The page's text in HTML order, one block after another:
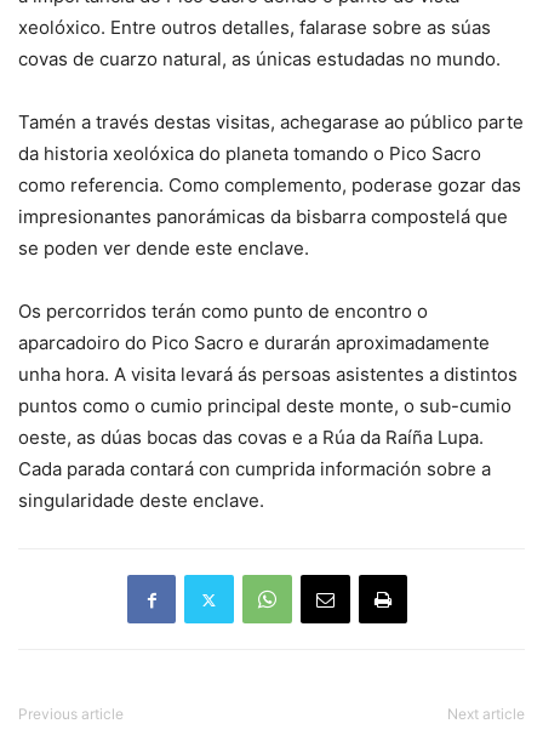
xeolóxico. Entre outros detalles, falarase sobre as súas
covas de cuarzo natural, as únicas estudadas no mundo.
Tamén a través destas visitas, achegarase ao público parte
da historia xeolóxica do planeta tomando o Pico Sacro
como referencia. Como complemento, poderase gozar das
impresionantes panorámicas da bisbarra compostelá que
se poden ver dende este enclave.
Os percorridos terán como punto de encontro o
aparcadoiro do Pico Sacro e durarán aproximadamente
unha hora. A visita levará ás persoas asistentes a distintos
puntos como o cumio principal deste monte, o sub-cumio
oeste, as dúas bocas das covas e a Rúa da Raíña Lupa.
Cada parada contará con cumprida información sobre a
singularidade deste enclave.
Previous article Next article